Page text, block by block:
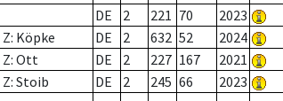
DE 2 221 70 2023
Köpke DE 2 632 52 2024
Ott DE 2 227 167 2021
Stoib DE 2 245 66 2023